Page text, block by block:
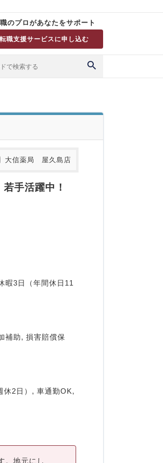
のプロがあなたをサポート
転職支援サービスに申し込む
大信薬局 屋久島店
手活躍中！
暇3日（年間休日11
補助, 損害賠償保
休2日）, 車通勤OK,
。地元にし